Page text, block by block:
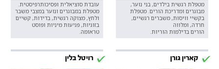
מטפלת רגשית בילדים, בני נוער,
מבוגרים ומדריכת הורים. מטפלת
בקשיי וויסות, משברים רגשיים,
חרדה, ומלווה
הורים בדילמות הוריות.
עובדת סוציאלית ופסיכותרפיסטית.
מטפלת במבוגרים ונוער במצבי משבר
ולחץ, מצוקה רגשית, בדידות, קשיים
בזוגיות, פגיעות מיניות ופוסט
טראומה.
קארין גורן רויטל בלין